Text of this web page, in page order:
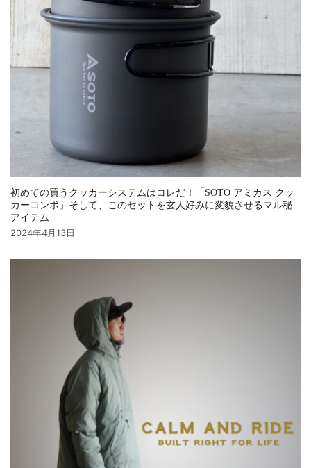
初めての買うクッカーシステムはコレだ！「SOTO アミカス クッ
カーコンボ」そして、このセットを玄人好みに変貌させるマル秘
アイテム
2024年4月13日